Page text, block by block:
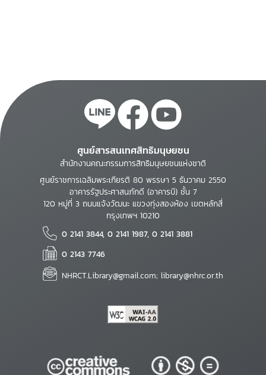
ศูนย์สารสนเทศสิทธิมนุษยชน
สำนักงานคณะกรรมการสิทธิมนุษยชนแห่งชาติ
ศูนย์ราชการเฉลิมพระเกียรติ 80 พรรษา 5 ธันวาคม 2550
อาคารรัฐประศาสนภักดี (อาคารบี) ชั้น 7
120 หมู่ที่ 3 ถนนแจ้งวัฒนะ แขวงทุ่งสองห้อง เขตหลักสี่
กรุงเทพฯ 10210
0 2141 3844, 0 2141 1987, 0 2141 3881
0 2143 7746
NHRCT.Library@gmail.com; library@nhrc.or.th